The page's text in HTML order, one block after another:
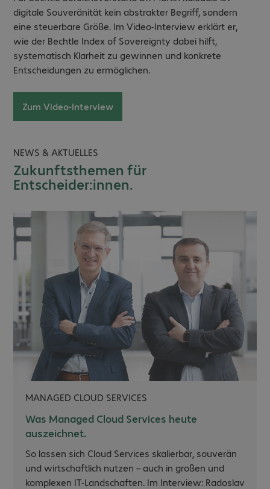
digitale Souveränität kein abstrakter Begriff, sondern
eine steuerbare Größe. Im Video-Interview erklärt er,
wie der Bechtle Index of Sovereignty dabei hilft,
systematisch Klarheit zu gewinnen und konkrete
Entscheidungen zu ermöglichen.
Zum Video-Interview
NEWS & AKTUELLES
Zukunftsthemen für
Entscheider:innen.
MANAGED CLOUD SERVICES
Was Managed Cloud Services heute
auszeichnet.
So lassen sich Cloud Services skalierbar, souverän
und wirtschaftlich nutzen – auch in großen und
komplexen IT-Landschaften. Im Interview: Radoslav